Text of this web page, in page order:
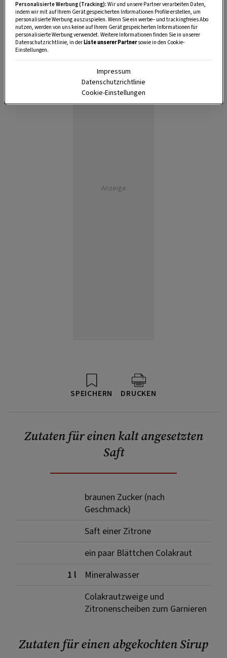
Anzeige
SPEICHERN DRUCKEN
Zutaten für einen kalt angesetzten
Saft
braunen Zucker (nach
Geschmack)
Saft einer Zitrone
ein paar Blättchen Colakraut
1 l
Mineralwasser
Colakrautzweige und
Zitronenscheiben zum Garnieren
Zutaten für einen abgekochten Sirup
Personalisierte Werbung (Tracking): Wir und unsere Partner verarbeiten Daten,
indem wir mit auf Ihrem Gerät gespeicherten Informationen Profile erstellen, um
personalisierte Werbung auszuspielen. Wenn Sie ein werbe– und trackingfreies Abo
nutzen, werden von uns keine auf Ihrem Gerät gespeicherten Informationen für
personalisierte Werbung verwendet. Weitere Informationen finden Sie in unserer
Datenschutzrichtlinie, in derListe unserer Partnersowie in den Cookie-
Einstellungen.
Impressum
Datenschutzrichtlinie
Cookie-Einstellungen